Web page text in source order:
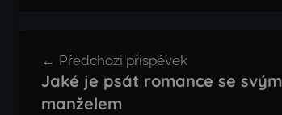
pro
příspěvek
Předchozí příspěvek
Jaké je psát romance se svým
manželem